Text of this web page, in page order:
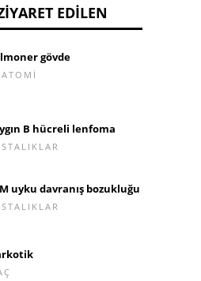
EDILEN
gövde
B hücreli lenfoma
uyku davranış bozukluğu